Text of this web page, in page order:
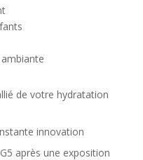
de votre hydratation
innovation
après une exposition